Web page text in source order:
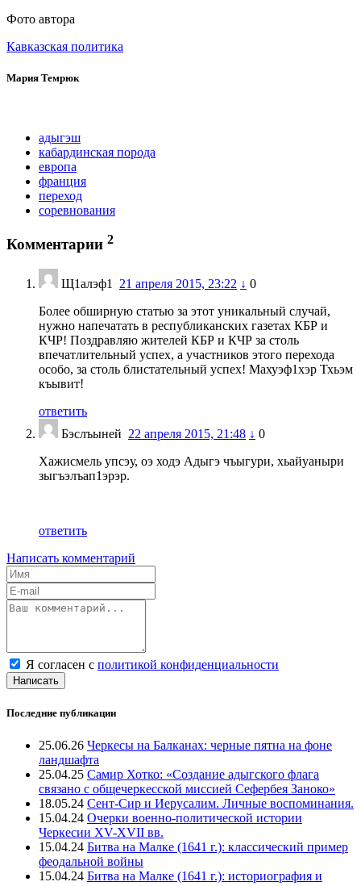
Фото автора
Кавказская политика
Мария Темрюк
адыгэш
кабардинская порода
европа
франция
переход
соревнования
Комментарии 2
Щ1алэф1 21 апреля 2015, 23:22 ↓ 0
Более обширную статью за этот уникальный случай,
нужно напечатать в республиканских газетах КБР и
КЧР! Поздравляю жителей КБР и КЧР за столь
впечатлительный успех, а участников этого перехода
особо, за столь блистательный успех! Махуэф1хэр Тхьэм
къывит!
ответить
Бэслъыней 22 апреля 2015, 21:48 ↓ 0
Хажисмель упсэу, оэ ходэ Адыгэ чъыгури, хьайуаныри
зыгъэлъап1эрэр.
ответить
Написать комментарий
Я согласен с политикой конфиденциальности
Написать
Последние публикации
25.06.26 Черкесы на Балканах: черные пятна на фоне
ландшафта
25.04.25 Самир Хотко: «Создание адыгского флага
связано с общечеркесской миссией Сефербея Заноко»
18.05.24 Сент-Сир и Иерусалим. Личные воспоминания.
15.04.24 Очерки военно-политической истории
Черкесии XV-XVII вв.
15.04.24 Битва на Малке (1641 г.): классический пример
феодальной войны
15.04.24 Битва на Малке (1641 г.): историография и